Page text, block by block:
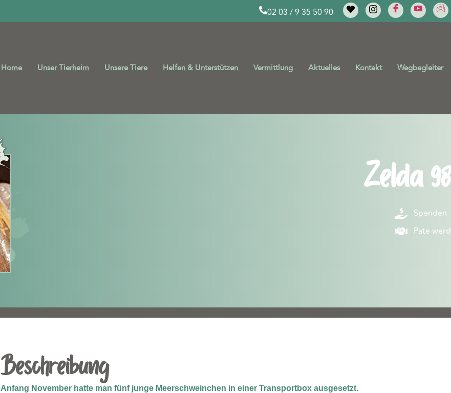
02 03 / 9 35 50 90
Home Unser Tierheim Unsere Tiere Helfen & Unterstützen Vermittlung Aktuelles Kontakt Wegbegleiter
Zelda
Spenden
Pate
Beschreibung
Anfang November hatte man fünf junge Meerschweinchen in einer Transportbox ausgesetzt.